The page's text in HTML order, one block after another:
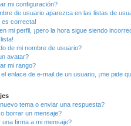
mi configuración?
de usuario aparezca en las listas de
es correcta!
mi perfil, ¡pero la hora sigue siendo
de mi nombre de usuario?
avatar?
mi rango?
enlace de e-mail de un usuario, ¡me pide
tema o enviar una respuesta?
borrar un mensaje?
firma a mi mensaje?